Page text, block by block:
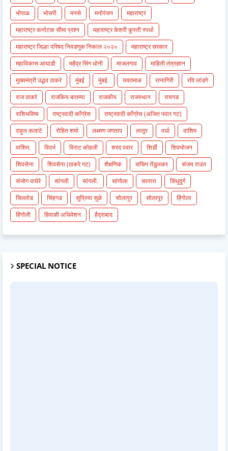
भोपाळ
भोसरी मनसे मनोरंजन
महाराष्ट्र
महाराष्ट्र कर्नाटक सीमा प्रश्न
महाराष्ट्र केशरी कुस्ती स्पर्धा
महाराष्ट्र जिल्हा परिषद निवडणुक निकाल २०२०
महाराष्ट्र सरकार
महाविकास आघाडी
महेंद्र सिंग धोनी माजलगाव
माहिती तंत्रज्ञान
मुख्यमंत्री उद्धव ठाकरे
मुंबई मुंबई. यवतमाळ रत्नागिरी
रवि लांडगे
राज ठाकरे
राजकिय बातम्या राजकीय राजस्थान
रायगड
राशिभविष्य
राष्ट्रवादी काँग्रेस
राष्ट्रवादी काँग्रेस (अजित पवार गट)
राहुल कलाटे
रोहित शर्मा लक्ष्मण जगताप लातूर वर्धा
वाशिम
वाशिम.
विदर्भ विराट कोहली शरद पवार शिर्डी
शिवभोजन
शिवसेना
शिवसेना (ठाकरे गट) शैक्षणिक सचिन तेंडुलकर
संजय राउत
संजोग वाघेरे
सांगली सांगली. सांगोला सातारा
सिंधुदुर्ग
सिल्लोड
सिंहगड सुप्रिया सुळे सोलापुर सोलापूर
हिंगोला
हिंगोली
हिवाळी अधिवेशन हैद्राबाद
SPECIAL NOTICE